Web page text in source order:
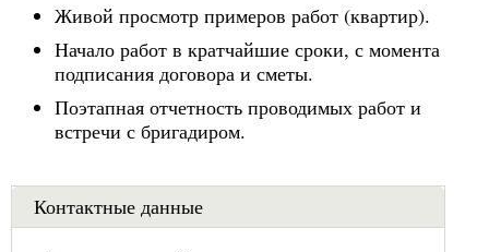
Живой просмотр примеров работ (квартир).
Начало работ в кратчайшие сроки, с момента
подписания договора и сметы.
Поэтапная отчетность проводимых работ и
встречи с бригадиром.
Контактные данные